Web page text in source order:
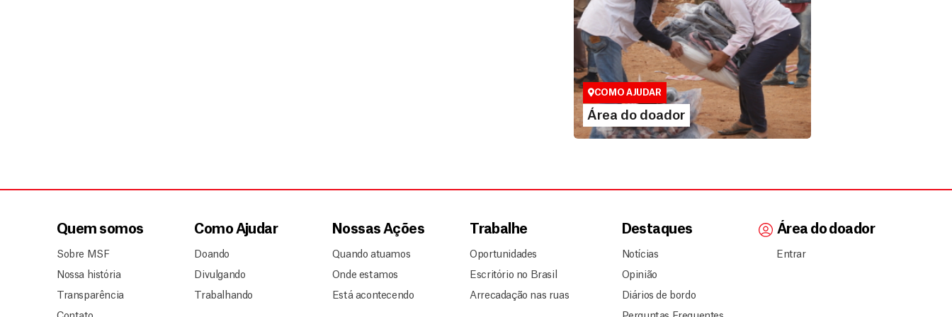
Área do doador
Espaço exclusivo para doadores de MSF....
LEIA MAIS
COMO AJUDAR
Área do doador
Quem somos
Sobre MSF
Nossa história
Transparência
Como Ajudar
Doando
Divulgando
Trabalhando
Nossas Ações
Quando atuamos
Onde estamos
Está acontecendo
Trabalhe
Oportunidades
Escritório no Brasil
Arrecadação nas ruas
Destaques
Notícias
Opinião
Diários de bordo
Área do doador
Entrar